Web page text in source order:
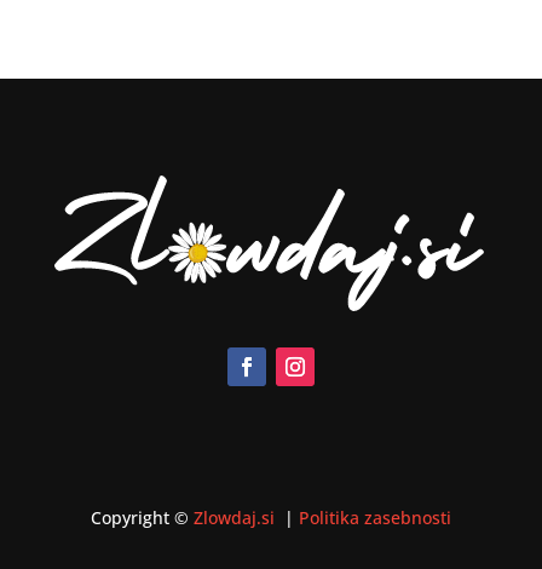
Copyright © Zlowdaj.si | Politika zasebnosti